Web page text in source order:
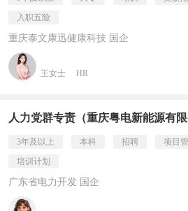
入职五险
重庆泰文康迅健康科技 国企
王女士 HR
人力党群专责（重庆粤电新能源有限
3年及以上 本科 招聘 项目
培训计划
广东省电力开发 国企